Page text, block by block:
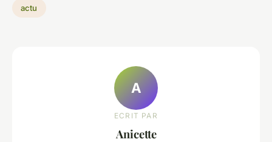
actu
A
ECRIT PAR
Anicette